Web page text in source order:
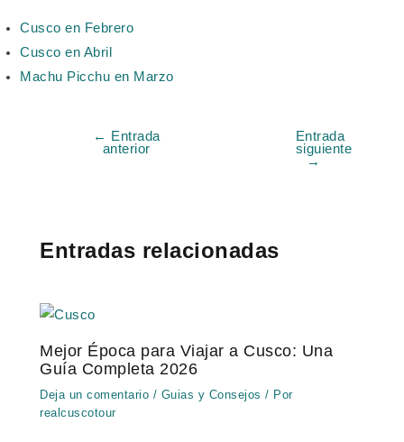
Cusco en Febrero
Cusco en Abril
Machu Picchu en Marzo
←
Entrada
anterior
Entrada
siguiente
→
Entradas relacionadas
Mejor Época para Viajar a Cusco: Una
Guía Completa 2026
Deja un comentario / Guias y Consejos / Por
realcuscotour